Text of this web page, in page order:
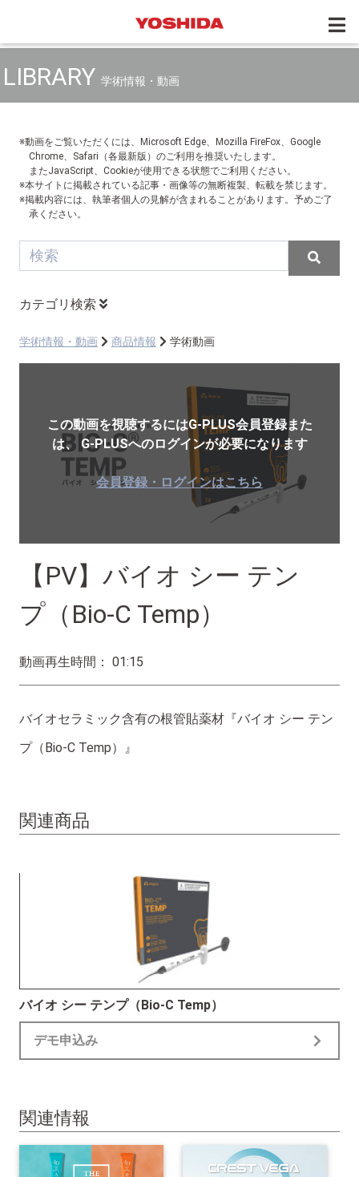
LIBRARY 学術情報・動画
※動画をご覧いただくには、Microsoft Edge、Mozilla FireFox、Google
Chrome、Safari（各最新版）のご利用を推奨いたします。
またJavaScript、Cookieが使用できる状態でご利用ください。
※本サイトに掲載されている記事・画像等の無断複製、転載を禁じます。
※掲載内容には、執筆者個人の見解が含まれることがあります。予めご了
承ください。
カテゴリ検索
学術情報・動画 商品情報 学術動画
この動画を視聴するにはG-PLUS会員登録また
は、 G-PLUSへのログインが必要になります
会員登録・ログインはこちら
【PV】バイオ シー テン
プ（Bio-C Temp）
動画再生時間： 01:15
バイオセラミック含有の根管貼薬材『バイオ シー テン
プ（Bio-C Temp）』
関連商品
バイオ シー テンプ（Bio-C Temp）
デモ申込み
関連情報